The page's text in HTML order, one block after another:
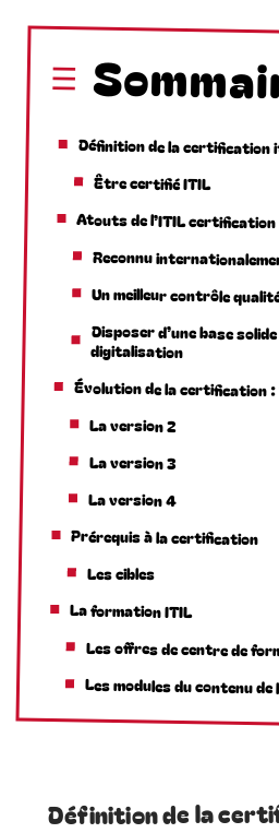
Définition de la certification
Être certifié ITIL
Atouts de l’ITIL certification
Reconnu
Un meilleur contrôle
Disposer d’une base
digitalisation
Évolution de la certification
La version 2
La version 3
La version 4
Prérequis à la certification
Les cibles
La formation ITIL
Les offres de centre de
Les modules du contenu
Définition de la